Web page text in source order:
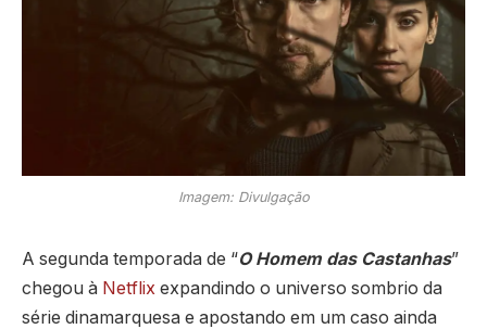
Imagem: Divulgação
A segunda temporada de “O Homem das Castanhas”
chegou à Netflix expandindo o universo sombrio da
série dinamarquesa e apostando em um caso ainda